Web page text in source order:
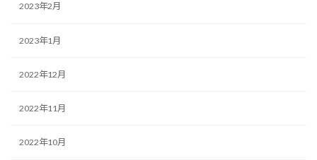
2023年2月
2023年1月
2022年12月
2022年11月
2022年10月